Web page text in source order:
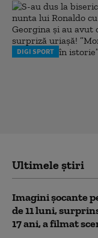
DIGI SPORT
Ultimele știri
Imagini șocante
de 11 luni,
17 ani, a filmat